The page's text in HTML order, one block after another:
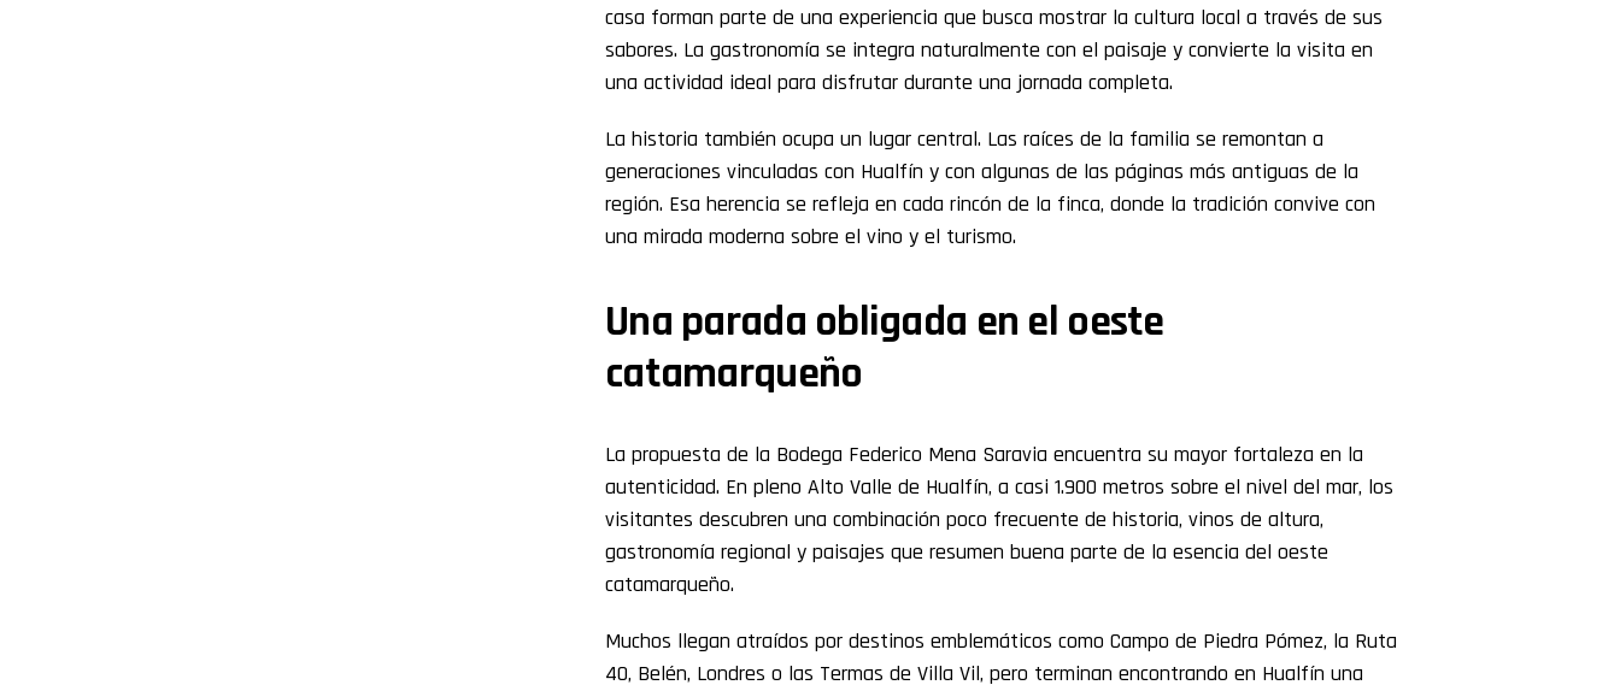
casa forman parte de una experiencia que busca mostrar la cultura local a través de sus
sabores. La gastronomía se integra naturalmente con el paisaje y convierte la visita en
una actividad ideal para disfrutar durante una jornada completa.
La historia también ocupa un lugar central. Las raíces de la familia se remontan a
generaciones vinculadas con Hualfín y con algunas de las páginas más antiguas de la
región. Esa herencia se refleja en cada rincón de la finca, donde la tradición convive con
una mirada moderna sobre el vino y el turismo.
Una parada obligada en el oeste
catamarqueño
La propuesta de la Bodega Federico Mena Saravia encuentra su mayor fortaleza en la
autenticidad. En pleno Alto Valle de Hualfín, a casi 1.900 metros sobre el nivel del mar, los
visitantes descubren una combinación poco frecuente de historia, vinos de altura,
gastronomía regional y paisajes que resumen buena parte de la esencia del oeste
catamarqueño.
Muchos llegan atraídos por destinos emblemáticos como Campo de Piedra Pómez, la Ruta
40, Belén, Londres o las Termas de Villa Vil, pero terminan encontrando en Hualfín una